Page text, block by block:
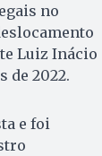
no
Luiz Inácio
de 2022.
e foi